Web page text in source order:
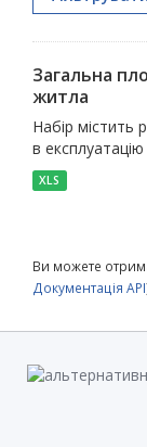
Загальна
житла
Набір містить
в
XLS
Ви можете
Документація API